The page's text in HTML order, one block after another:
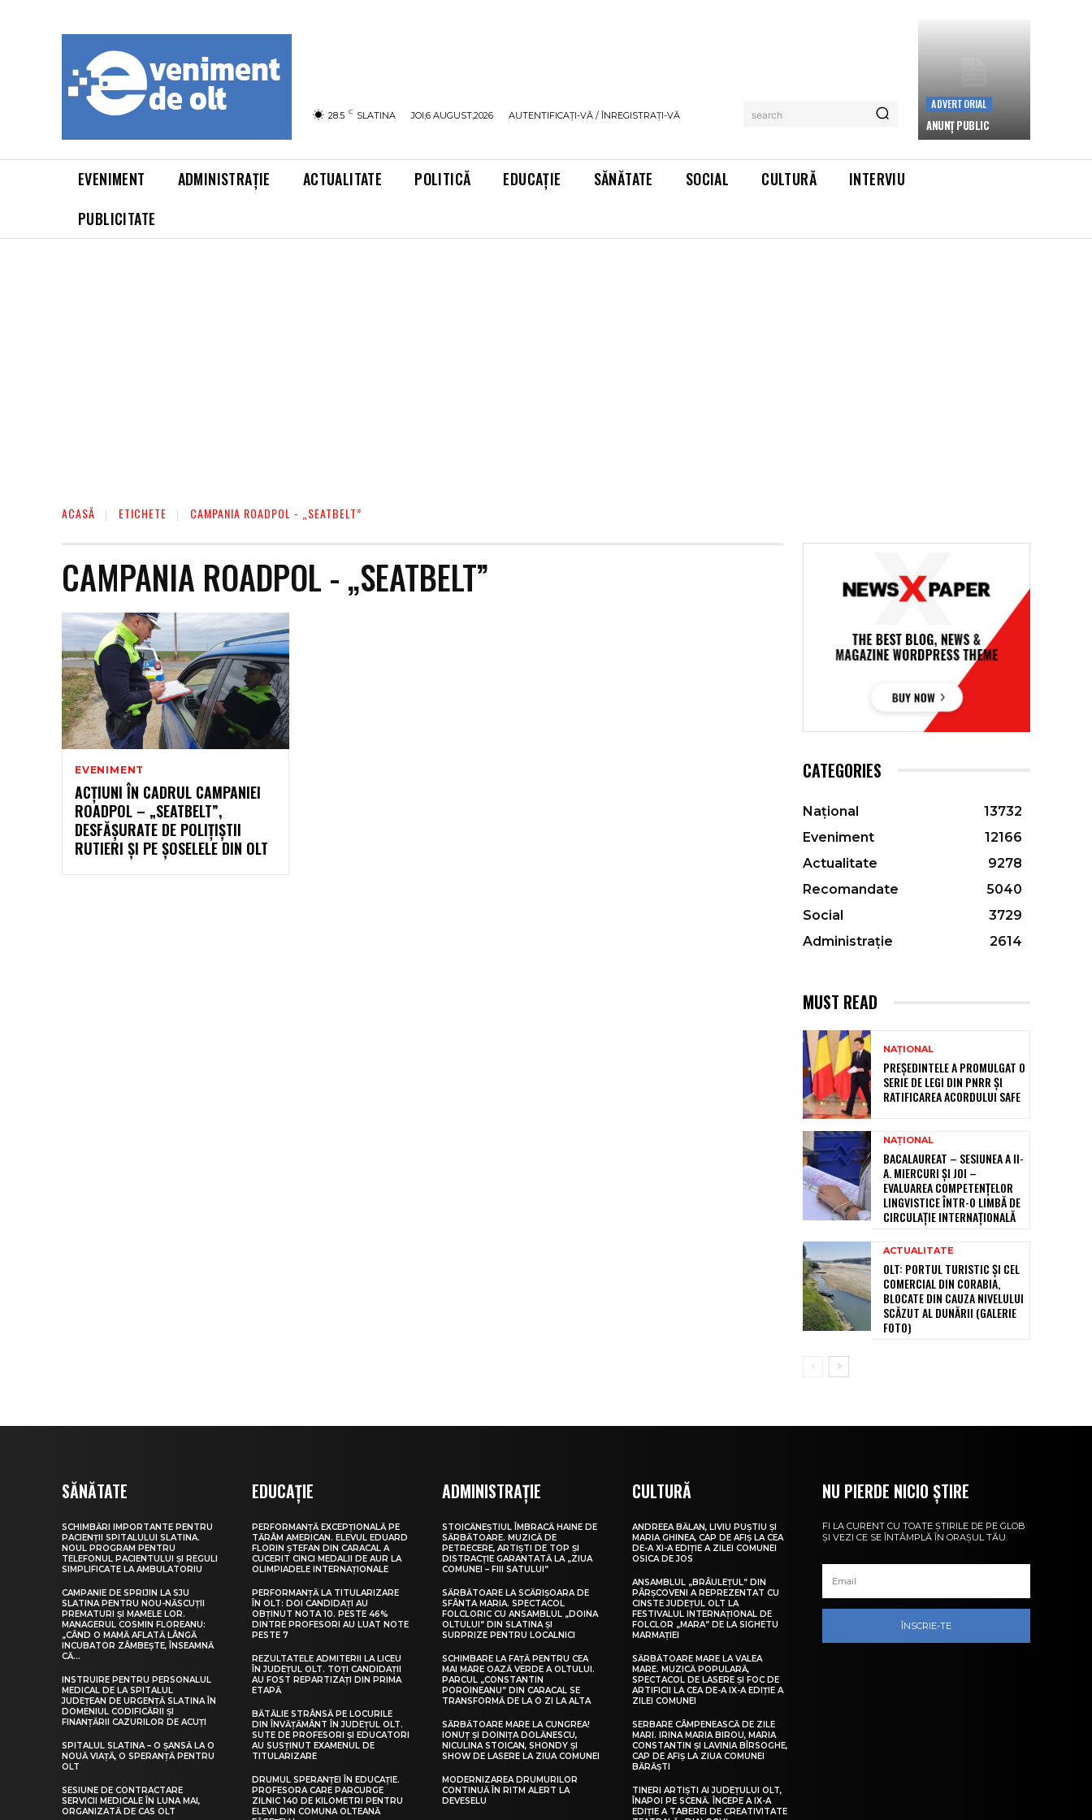
28.5 C SLATINA JOI,6 AUGUST,2026 AUTENTIFICAȚI-VĂ / ÎNREGISTRAȚI-VĂ search
ADVERTORIAL
ANUNȚ PUBLIC
EVENIMENT ADMINISTRAȚIE ACTUALITATE POLITICĂ EDUCAȚIE SĂNĂTATE SOCIAL CULTURĂ
INTERVIU
PUBLICITATE
ACASĂ ETICHETE CAMPANIA ROADPOL - „SEATBELT”
CAMPANIA ROADPOL - „SEATBELT”
EVENIMENT
ACȚIUNI ÎN CADRUL CAMPANIEI
ROADPOL – „SEATBELT”,
DESFĂȘURATE DE POLIȚIȘTII
RUTIERI ȘI PE ȘOSELELE DIN OLT
CATEGORIES
Național
13732
Eveniment
12166
Actualitate
9278
Recomandate
5040
Social
3729
Administrație
2614
MUST READ
NAȚIONAL
PREȘEDINTELE A PROMULGAT O
SERIE DE LEGI DIN PNRR ȘI
RATIFICAREA ACORDULUI SAFE
NAȚIONAL
BACALAUREAT – SESIUNEA A II-
A. MIERCURI ȘI JOI –
EVALUAREA COMPETENȚELOR
LINGVISTICE ÎNTR-O LIMBĂ DE
CIRCULAȚIE INTERNAȚIONALĂ
ACTUALITATE
OLT: PORTUL TURISTIC ȘI CEL
COMERCIAL DIN CORABIA,
BLOCATE DIN CAUZA NIVELULUI
SCĂZUT AL DUNĂRII (GALERIE
FOTO)
SĂNĂTATE
SCHIMBĂRI IMPORTANTE PENTRU
PACIENȚII SPITALULUI SLATINA.
NOUL PROGRAM PENTRU
TELEFONUL PACIENTULUI ȘI REGULI
SIMPLIFICATE LA AMBULATORIU
CAMPANIE DE SPRIJIN LA SJU
SLATINA PENTRU NOU-NĂSCUȚII
PREMATURI ȘI MAMELE LOR.
MANAGERUL COSMIN FLOREANU:
„CÂND O MAMĂ AFLATĂ LÂNGĂ
INCUBATOR ZÂMBEȘTE, ÎNSEAMNĂ
CĂ...
INSTRUIRE PENTRU PERSONALUL
MEDICAL DE LA SPITALUL
JUDEȚEAN DE URGENȚĂ SLATINA ÎN
DOMENIUL CODIFICĂRII ȘI
FINANȚĂRII CAZURILOR DE ACUȚI
SPITALUL SLATINA – O ȘANSĂ LA O
NOUĂ VIAȚĂ, O SPERANȚĂ PENTRU
OLT
SESIUNE DE CONTRACTARE
SERVICII MEDICALE ÎN LUNA MAI,
ORGANIZATĂ DE CAS OLT
EDUCAȚIE
PERFORMANȚĂ EXCEPȚIONALĂ PE
TĂRÂM AMERICAN. ELEVUL EDUARD
FLORIN ȘTEFAN DIN CARACAL A
CUCERIT CINCI MEDALII DE AUR LA
OLIMPIADELE INTERNAȚIONALE
PERFORMANȚĂ LA TITULARIZARE
ÎN OLT: DOI CANDIDAȚI AU
OBȚINUT NOTA 10. PESTE 46%
DINTRE PROFESORI AU LUAT NOTE
PESTE 7
REZULTATELE ADMITERII LA LICEU
ÎN JUDEȚUL OLT. TOȚI CANDIDAȚII
AU FOST REPARTIZAȚI DIN PRIMA
ETAPĂ
BĂTĂLIE STRÂNSĂ PE LOCURILE
DIN ÎNVĂȚĂMÂNT ÎN JUDEȚUL OLT.
SUTE DE PROFESORI ȘI EDUCATORI
AU SUSȚINUT EXAMENUL DE
TITULARIZARE
DRUMUL SPERANȚEI ÎN EDUCAȚIE.
PROFESORA CARE PARCURGE
ZILNIC 140 DE KILOMETRI PENTRU
ELEVII DIN COMUNA OLTEANĂ
ADMINISTRAȚIE
STOICĂNEȘTIUL ÎMBRACĂ HAINE DE
SĂRBĂTOARE. MUZICĂ DE
PETRECERE, ARTIȘTI DE TOP ȘI
DISTRACȚIE GARANTATĂ LA „ZIUA
COMUNEI – FIII SATULUI”
SĂRBĂTOARE LA SCĂRIȘOARA DE
SFÂNTA MARIA. SPECTACOL
FOLCLORIC CU ANSAMBLUL „DOINA
OLTULUI” DIN SLATINA ȘI
SURPRIZE PENTRU LOCALNICI
SCHIMBARE LA FAȚĂ PENTRU CEA
MAI MARE OAZĂ VERDE A OLTULUI.
PARCUL „CONSTANTIN
POROINEANU” DIN CARACAL SE
TRANSFORMĂ DE LA O ZI LA ALTA
SĂRBĂTOARE MARE LA CUNGREA!
IONUȚ ȘI DOINIȚA DOLĂNESCU,
NICULINA STOICAN, SHONDY ȘI
SHOW DE LASERE LA ZIUA COMUNEI
MODERNIZAREA DRUMURILOR
CONTINUĂ ÎN RITM ALERT LA
DEVESELU
CULTURĂ
ANDREEA BĂLAN, LIVIU PUȘTIU ȘI
MARIA GHINEA, CAP DE AFIȘ LA CEA
DE-A XI-A EDIȚIE A ZILEI COMUNEI
OSICA DE JOS
ANSAMBLUL „BRÂULEȚUL” DIN
PÂRȘCOVENI A REPREZENTAT CU
CINSTE JUDEȚUL OLT LA
FESTIVALUL INTERNAȚIONAL DE
FOLCLOR „MARA” DE LA SIGHETU
MARMAȚIEI
SĂRBĂTOARE MARE LA VALEA
MARE. MUZICĂ POPULARĂ,
SPECTACOL DE LASERE ȘI FOC DE
ARTIFICII LA CEA DE-A IX-A EDIȚIE A
ZILEI COMUNEI
SERBARE CÂMPENEASCĂ DE ZILE
MARI. IRINA MARIA BIROU, MARIA
CONSTANTIN ȘI LAVINIA BÎRSOGHE,
CAP DE AFIȘ LA ZIUA COMUNEI
BĂRĂȘTI
TINERI ARTIȘTI AI JUDEȚULUI OLT,
ÎNAPOI PE SCENĂ. ÎNCEPE A IX-A
EDIȚIE A TABEREI DE CREATIVITATE
NU PIERDE NICIO ȘTIRE
FI LA CURENT CU TOATE ȘTIRILE DE PE GLOB
ȘI VEZI CE SE ÎNTÂMPLĂ ÎN ORAȘUL TĂU.
ÎNSCRIE-TE